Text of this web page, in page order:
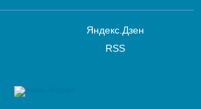
Яндекс.Дзен
RSS